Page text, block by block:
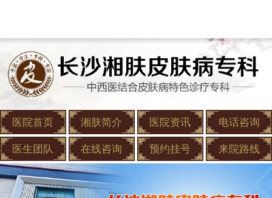
医院首页 湘肤简介 医院资讯 电话咨询
医生团队 在线咨询 预约挂号 来院路线